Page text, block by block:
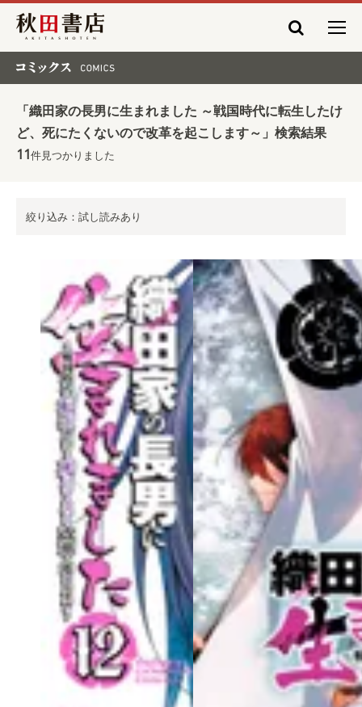
秋田書店
「織田家の長男に生まれました ～戦国時代に転生したけ
ど、死にたくないので改革を起こします～」検索結果
11件見つかりました
絞り込み：試し読みあり